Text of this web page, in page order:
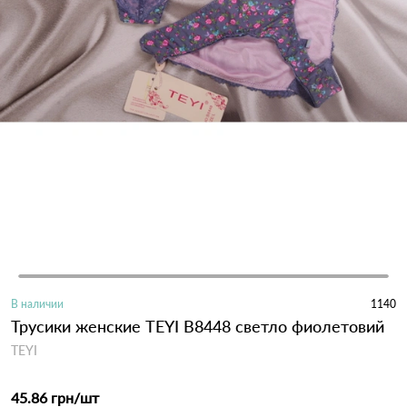
В наличии 1140
Трусики женские TEYI B8448 светло фиолетовий
TEYI
45.86 грн/шт